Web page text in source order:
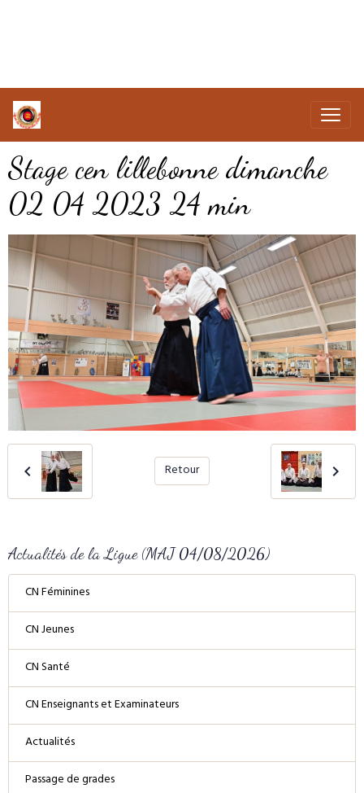
Stage cen lillebonne dimanche
02 04 2023 24 min
Retour
Actualités de la Ligue (MAJ 04/08/2026)
CN Féminines
CN Jeunes
CN Santé
CN Enseignants et Examinateurs
Actualités
Passage de grades